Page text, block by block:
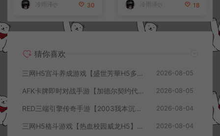
冷雨泽ღ 30 冷雨泽ღ 18
猜你喜欢
三网H5宫斗养成游戏【盛世芳華H5多区跨服代金券内购优化版】8月最新整理Linux手工服务端+CDK授权后台+全资源安卓+详细搭建教程+视频教程 2026-08-05
AFK卡牌即时对战手游【加德尔契约代金券内购修复版】8月最新整理Linux手工服务端+前后端全套源码+CDK授权后台+安卓苹果双端+详细搭建教程+视频教程 2026-08-05
RED三端引擎传奇手游【2003我本沉默三职业】8月最新整理Win一键服务端+PC安卓+详细搭建教程 2026-08-04
三网H5格斗游戏【热血校园威龙H5】8月最新整理Linux手工服务端+Win一键服务端+解压即玩+简易安卓客户端+详细搭建教程 2026-08-04